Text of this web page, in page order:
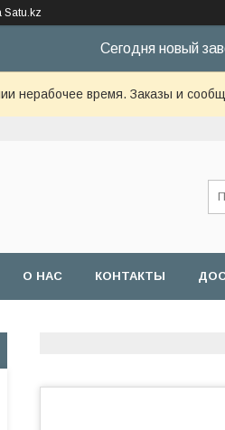
Satu.kz
Сегодня новый
нерабочее время. Заказы и
О НАС КОНТАКТЫ